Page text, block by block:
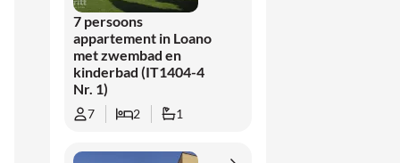
7 persoons
appartement in Loano
met zwembad en
kinderbad (IT1404-4
Nr. 1)
7 2 1